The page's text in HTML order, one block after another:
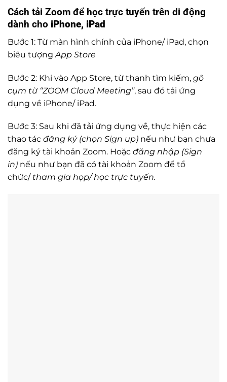
Cách tải Zoom để học trực tuyến trên di động
dành cho iPhone, iPad
Bước 1: Từ màn hình chính của iPhone/ iPad, chọn
biểu tượng App Store
Bước 2: Khi vào App Store, từ thanh tìm kiếm, gõ
cụm từ “ZOOM Cloud Meeting”, sau đó tải ứng
dụng về iPhone/ iPad.
Bước 3: Sau khi đã tải ứng dụng về, thực hiện các
thao tác đăng ký (chọn Sign up) nếu như bạn chưa
đăng ký tài khoản Zoom. Hoặc đăng nhập (Sign
in) nếu như bạn đã có tài khoản Zoom để tổ
chức/ tham gia họp/ học trực tuyến.